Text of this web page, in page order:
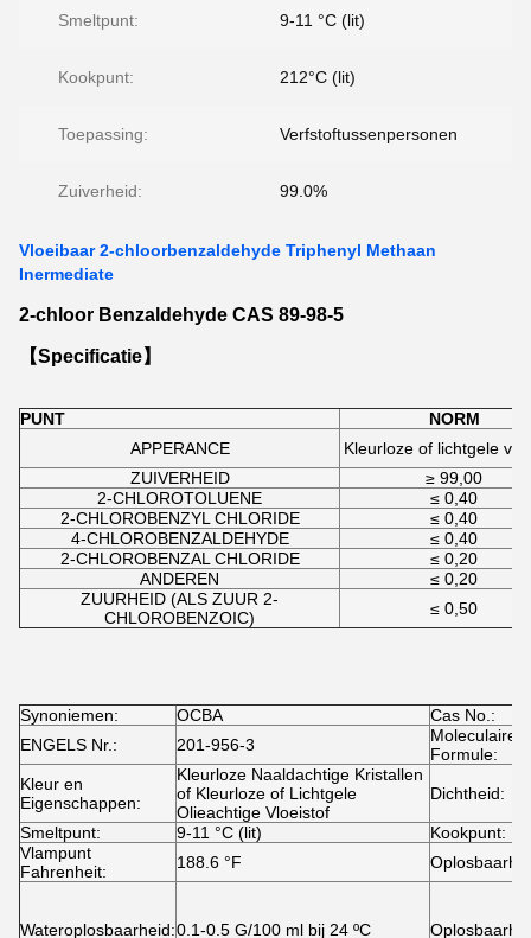
Smeltpunt: 9-11 °C (lit)
Kookpunt: 212°C (lit)
Toepassing: Verfstoftussenpersonen
Zuiverheid: 99.0%
Vloeibaar 2-chloorbenzaldehyde Triphenyl Methaan
Inermediate
2-chloor Benzaldehyde CAS 89-98-5
【Specificatie】
PUNT
NORM
APPERANCE
Kleurloze of lichtgele
ZUIVERHEID
≥ 99,00
2-CHLOROTOLUENE
≤ 0,40
2-CHLOROBENZYL CHLORIDE
≤ 0,40
4-CHLOROBENZALDEHYDE
≤ 0,40
2-CHLOROBENZAL CHLORIDE
≤ 0,20
ANDEREN
≤ 0,20
ZUURHEID (ALS ZUUR 2-
CHLOROBENZOIC)
≤ 0,50
Synoniemen: OCBA
Cas No.:
ENGELS Nr.:
201-956-3
Moleculaire
Formule:
Kleur en
Eigenschappen:
Kleurloze Naaldachtige Kristallen
of Kleurloze of Lichtgele
Olieachtige Vloeistof
Dichtheid:
Smeltpunt: 9-11 °C (lit)
Kookpunt:
Vlampunt
Fahrenheit:
188.6 °F
Wateroplosbaarheid:0.1-0.5 G/100 ml bij 24 ºC